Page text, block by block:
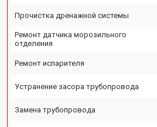
Прочистка дренажной системы
Ремонт датчика морозильного
отделения
Ремонт испарителя
Устранение засора трубопровода
Замена трубопровода